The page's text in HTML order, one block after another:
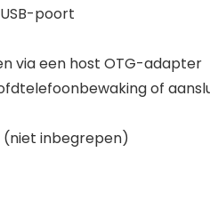
poort
via een host OTG-adapter
of
(niet inbegrepen)